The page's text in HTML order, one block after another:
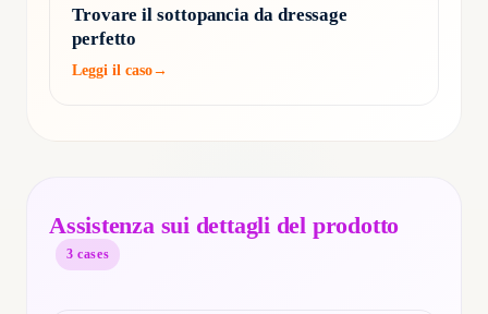
Trovare il sottopancia da dressage
perfetto
Leggi il caso→
Assistenza sui dettagli del prodotto
3 cases